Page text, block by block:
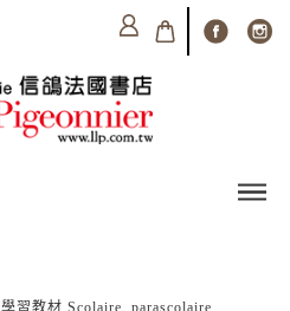
學習教材 Scolaire, parascolaire